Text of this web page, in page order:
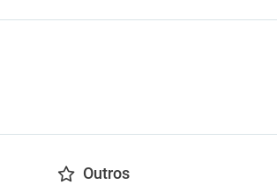
Outros